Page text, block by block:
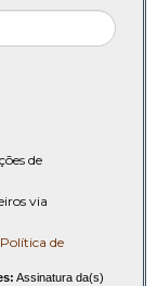
de
via
Política de
Assinatura da(s)